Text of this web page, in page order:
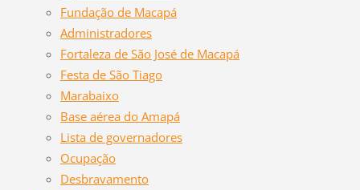
Fundação de Macapá
Administradores
Fortaleza de São José de Macapá
Festa de São Tiago
Marabaixo
Base aérea do Amapá
Lista de governadores
Ocupação
Desbravamento